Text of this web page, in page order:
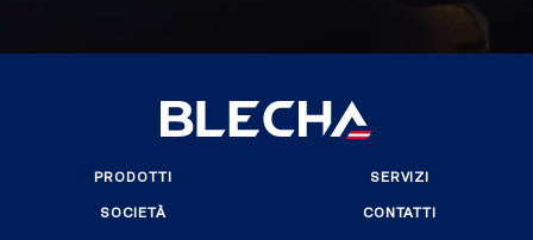
PRODOTTI SERVIZI
SOCIETÀ CONTATTI